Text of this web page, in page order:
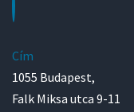
Cím
1055 Budapest,
Falk Miksa utca 9-11